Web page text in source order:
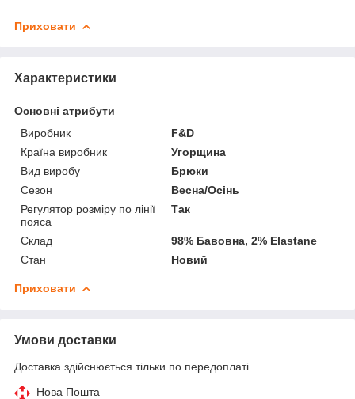
Приховати
Характеристики
Основні атрибути
Виробник
F&D
Країна виробник
Угорщина
Вид виробу
Брюки
Сезон
Весна/Осінь
Регулятор розміру по лінії
пояса
Так
Склад
98% Бавовна, 2% Elastane
Стан
Новий
Приховати
Умови доставки
Доставка здійснюється тільки по передоплаті.
Нова Пошта